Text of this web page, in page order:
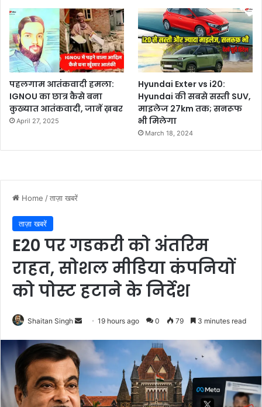
पहलगाम आतंकवादी हमला:
IGNOU का छात्र कैसे बना
कुख्यात आतंकवादी, जानें ख़बर
April 27, 2025
Hyundai Exter vs i20:
Hyundai की सबसे सस्ती SUV,
माइलेज 27km तक; सनरूफ
भी मिलेगा
March 18, 2024